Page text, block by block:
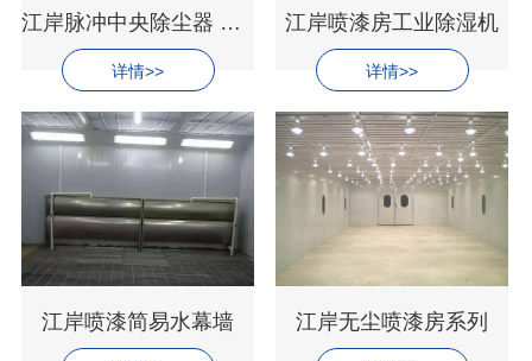
江岸脉冲中央除尘器 STL-BDCC-20000
详情>>
江岸喷漆房工业除湿机
详情>>
江岸喷漆简易水幕墙 江岸无尘喷漆房系列